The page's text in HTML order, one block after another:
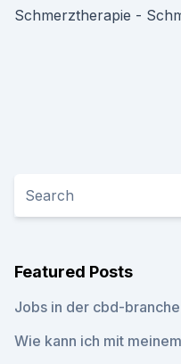
Schmerztherapie -
Featured Posts
Jobs in der cbd-branche
Wie kann ich mit